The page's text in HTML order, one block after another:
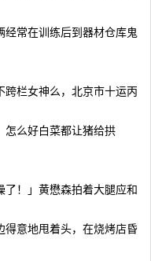
常在训练后到器材仓库鬼
栏女神么，北京市十运丙
么好白菜都让猪给拱
！」黄懋森拍着大腿应和
得意地甩着头，在烧烤店昏